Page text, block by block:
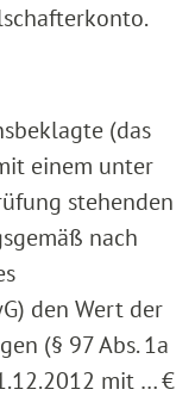
(das
einem unter
stehenden
nach
den Wert der
(§ 97 Abs. 1a
mit … €